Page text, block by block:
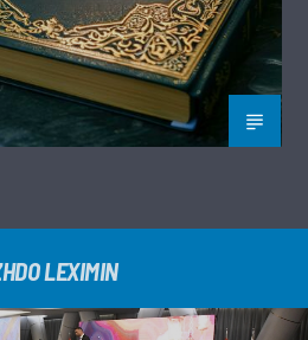
LEXIMIN